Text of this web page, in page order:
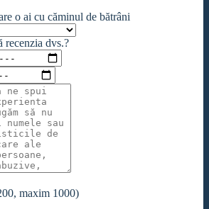
o ai cu căminul de bătrâni
recenzia dvs.?
maxim 1000)